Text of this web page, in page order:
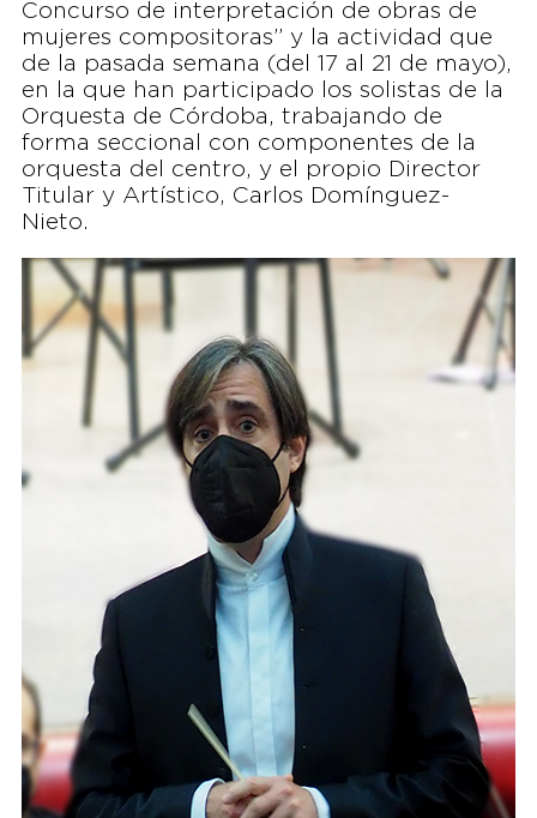
Concurso de interpretación de obras de
mujeres compositoras” y la actividad que
de la pasada semana (del 17 al 21 de mayo),
en la que han participado los solistas de la
Orquesta de Córdoba, trabajando de
forma seccional con componentes de la
orquesta del centro, y el propio Director
Titular y Artístico, Carlos Domínguez-
Nieto.